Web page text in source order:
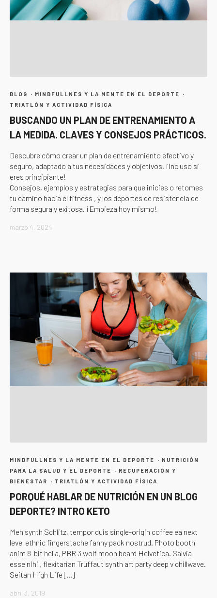
BLOG · MINDFULLNES Y LA MENTE EN EL DEPORTE ·
TRIATLÓN Y ACTIVIDAD FÍSICA
BUSCANDO UN PLAN DE ENTRENAMIENTO A
LA MEDIDA. CLAVES Y CONSEJOS PRÁCTICOS.
Descubre cómo crear un plan de entrenamiento efectivo y
seguro, adaptado a tus necesidades y objetivos, ¡incluso si
eres principiante!
Consejos, ejemplos y estrategias para que inicies o retomes
tu camino hacia el fitness , y los deportes de resistencia de
forma segura y exitosa. ¡Empieza hoy mismo!
marzo 4, 2024
MINDFULLNES Y LA MENTE EN EL DEPORTE · NUTRICIÓN
PARA LA SALUD Y EL DEPORTE
· RECUPERACIÓN Y
BIENESTAR
· TRIATLÓN Y ACTIVIDAD FÍSICA
PORQUÉ HABLAR DE NUTRICIÓN EN UN BLOG
DEPORTE? INTRO KETO
Meh synth Schlitz, tempor duis single-origin coffee ea next
level ethnic fingerstache fanny pack nostrud. Photo booth
anim 8-bit hella, PBR 3 wolf moon beard Helvetica. Salvia
esse nihil, flexitarian Truffaut synth art party deep v chillwave.
Seitan High Life […]
abril 3, 2019